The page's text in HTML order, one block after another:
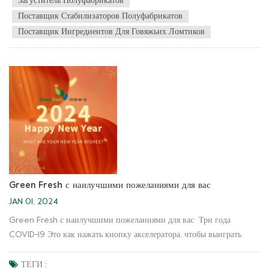
познакомимся это~ Острые кусочки говядины Особенности
продукта · Нежная и жевательная текстура ·Значительно увеличить
выход мясных рулетов, и снизить уровень потерь при
при подавлении специфический запах и повышение устойчивости
к замораживанию-оттаиванию Возьмите кастрюлю супа, тоткуси
острую говядину В кастрюле катаются не только кусочки мясоно и
радость жизни Зеленый Свежий Группа может пПредоставим вам
более индивидуальные решения! Добро пожаловать, свяжитесь с
нами ~
Поставщик Стабилизаторов Полуфабрикатов
Поставщик Ингредиентов Для Говяжьих Ломтиков
Green Fresh с наилучшими пожеланиями для вас
JAN 01, 2024
Green Fresh с наилучшими пожеланиями для вас Три года
COVID-19 Это как нажать кнопку акселератора, чтобы выиграть
пожелания на 2024 год? Разбогатеть за одну ночь? Всего
ТЕГИ :